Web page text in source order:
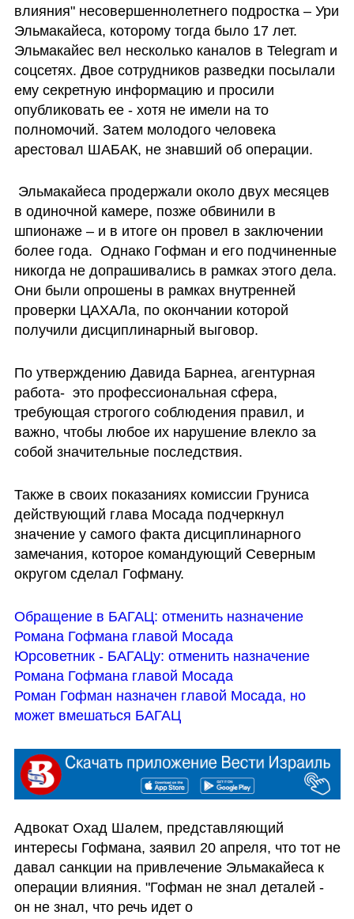
влияния" несовершеннолетнего подростка – Ури
Эльмакайеса, которому тогда было 17 лет.
Эльмакайес вел несколько каналов в Telegram и
соцсетях. Двое сотрудников разведки посылали
ему секретную информацию и просили
опубликовать ее - хотя не имели на то
полномочий. Затем молодого человека
арестовал ШАБАК, не знавший об операции.
в одиночной камере, позже обвинили в
шпионаже – и в итоге он провел в заключении
более года.  Однако Гофман и его подчиненные
никогда не допрашивались в рамках этого дела.
Они были опрошены в рамках внутренней
проверки ЦАХАЛа, по окончании которой
получили дисциплинарный выговор.
По утверждению Давида Барнеа, агентурная
работа-  это профессиональная сфера,
требующая строгого соблюдения правил, и
важно, чтобы любое их нарушение влекло за
собой значительные последствия.
Также в своих показаниях комиссии Груниса
действующий глава Мосада подчеркнул
значение у самого факта дисциплинарного
замечания, которое командующий Северным
округом сделал Гофману.
Обращение в БАГАЦ: отменить назначение
Романа Гофмана главой Мосада
Юрсоветник - БАГАЦу: отменить назначение
Романа Гофмана главой Мосада
Роман Гофман назначен главой Мосада, но
может вмешаться БАГАЦ
Адвокат Охад Шалем, представляющий
интересы Гофмана, заявил 20 апреля, что тот не
давал санкции на привлечение Эльмакайеса к
операции влияния. "Гофман не знал деталей -
он не знал, что речь идет о